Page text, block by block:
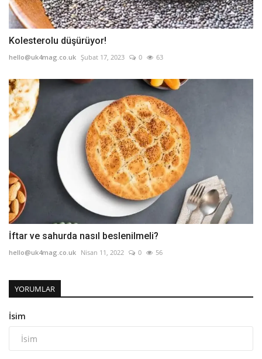
Kolesterolu düşürüyor!
hello@uk4mag.co.uk Şubat 17, 2023 0 63
İftar ve sahurda nasıl beslenilmeli?
hello@uk4mag.co.uk Nisan 11, 2022 0 56
YORUMLAR
İsim